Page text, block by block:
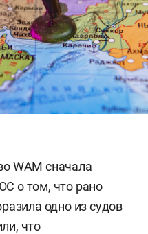
WAM сначала
о том, что рано
одно из судов
что